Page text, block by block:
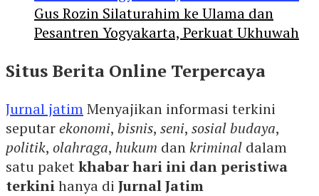
Gus Rozin Silaturahim ke Ulama dan
Pesantren Yogyakarta, Perkuat Ukhuwah
Situs Berita Online Terpercaya
Jurnal jatimMenyajikan informasi terkini
seputarekonomi, bisnis, seni, sosial budaya,
politik, olahraga, hukum dankriminal dalam
satu paketkhabar hari ini dan peristiwa
terkinihanya di Jurnal Jatim